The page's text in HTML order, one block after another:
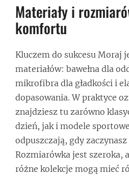
Materiały i
komfortu
Kluczem do sukcesu Moraj
materiałów: bawełna dla
mikrofibra dla gładkości i
dopasowania. W praktyce
znajdziesz tu zarówno
dzień, jak i modele
odpuszczają, gdy
Rozmiarówka jest
różne kolekcje mogą mieć